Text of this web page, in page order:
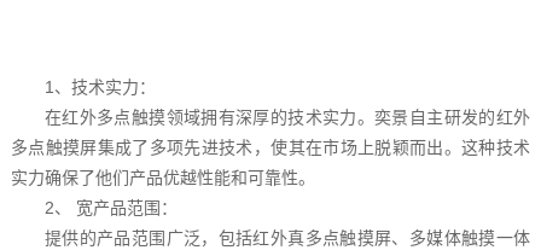
1、技术实力：
在红外多点触摸领域拥有深厚的技术实力。奕景自主研发的红外
多点触摸屏集成了多项先进技术，使其在市场上脱颖而出。这种技术
实力确保了他们产品优越性能和可靠性。
2、 宽产品范围：
提供的产品范围广泛，包括红外真多点触摸屏、多媒体触摸一体